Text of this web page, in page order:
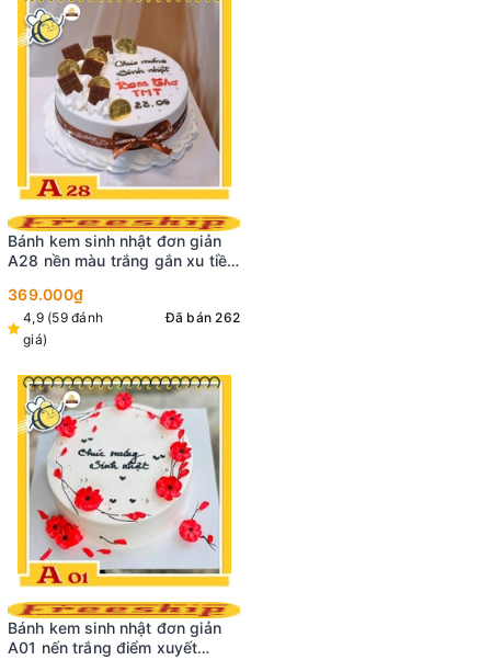
Bánh kem sinh nhật đơn giản
A28 nền màu trắng gắn xu tiền
khôi
369.000₫
4,9 (59 đánh
giá)
Đã bán 262
Bánh kem sinh nhật đơn giản
A01 nến trắng điểm xuyết